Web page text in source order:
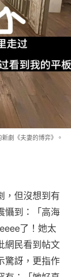
劇《夫妻的博弈》。
，但沒想到有
懾到：「高海
了！她太
網民看到帖文
驚訝，更指作